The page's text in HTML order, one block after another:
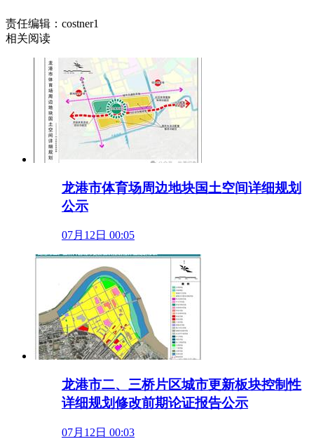
责任编辑：costner1
相关阅读
龙港市体育场周边地块国土空间详细规划
公示
07月12日 00:05
龙港市二、三桥片区城市更新板块控制性
详细规划修改前期论证报告公示
07月12日 00:03